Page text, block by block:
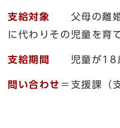
支給対象
父母の離婚
に代わりその児童を育
支給期間 児童が18歳
問い合わせ ＝支援課（